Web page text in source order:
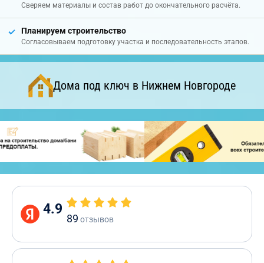
Сверяем материалы и состав работ до окончательного расчёта.
Планируем строительство
Согласовываем подготовку участка и последовательность этапов.
Дома под ключ в Нижнем Новгороде
4.9
89 отзывов